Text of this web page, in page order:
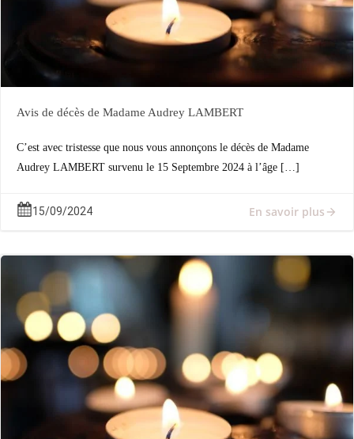
Avis de décès de Madame Audrey LAMBERT
C’est avec tristesse que nous vous annonçons le décès de Madame
Audrey LAMBERT survenu le 15 Septembre 2024 à l’âge […]
15/09/2024 En savoir plus